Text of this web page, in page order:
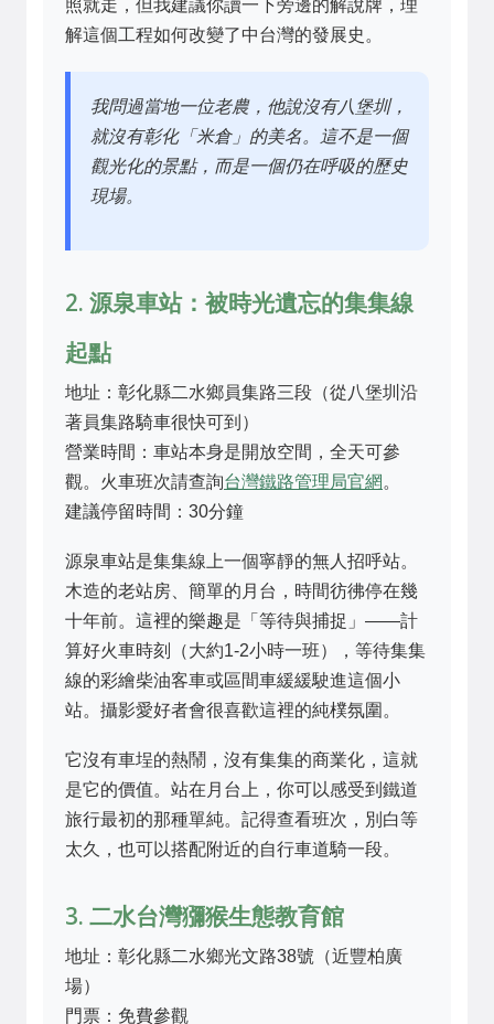
照就走，但我建議你讀一下旁邊的解說牌，理
解這個工程如何改變了中台灣的發展史。
我問過當地一位老農，他說沒有八堡圳，
就沒有彰化「米倉」的美名。這不是一個
觀光化的景點，而是一個仍在呼吸的歷史
現場。
2. 源泉車站：被時光遺忘的集集線
起點
地址：彰化縣二水鄉員集路三段（從八堡圳沿
著員集路騎車很快可到）
營業時間：車站本身是開放空間，全天可參
觀。火車班次請查詢台灣鐵路管理局官網 。
建議停留時間：30分鐘
源泉車站是集集線上一個寧靜的無人招呼站。
木造的老站房、簡單的月台，時間彷彿停在幾
十年前。這裡的樂趣是「等待與捕捉」——計
算好火車時刻（大約1-2小時一班），等待集集
線的彩繪柴油客車或區間車緩緩駛進這個小
站。攝影愛好者會很喜歡這裡的純樸氛圍。
它沒有車埕的熱鬧，沒有集集的商業化，這就
是它的價值。站在月台上，你可以感受到鐵道
旅行最初的那種單純。記得查看班次，別白等
太久，也可以搭配附近的自行車道騎一段。
3. 二水台灣獼猴生態教育館
地址：彰化縣二水鄉光文路38號（近豐柏廣
場）
門票：免費參觀